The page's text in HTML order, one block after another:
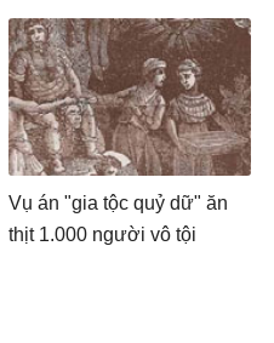
Vụ án "gia tộc quỷ dữ" ăn
thịt 1.000 người vô tội